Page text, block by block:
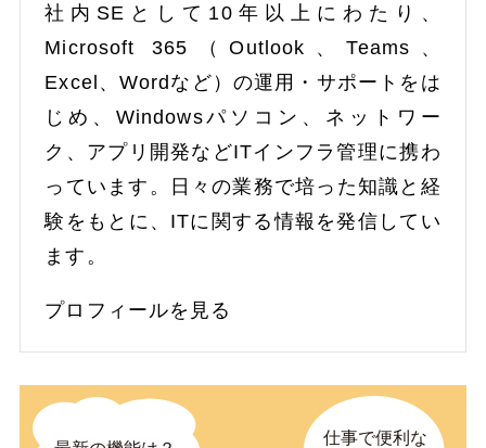
社内SEとして10年以上にわたり、
Microsoft 365（Outlook、Teams、
Excel、Wordなど）の運用・サポートをは
じめ、Windowsパソコン、ネットワー
ク、アプリ開発などITインフラ管理に携わ
っています。日々の業務で培った知識と経
験をもとに、ITに関する情報を発信してい
ます。
プロフィールを見る